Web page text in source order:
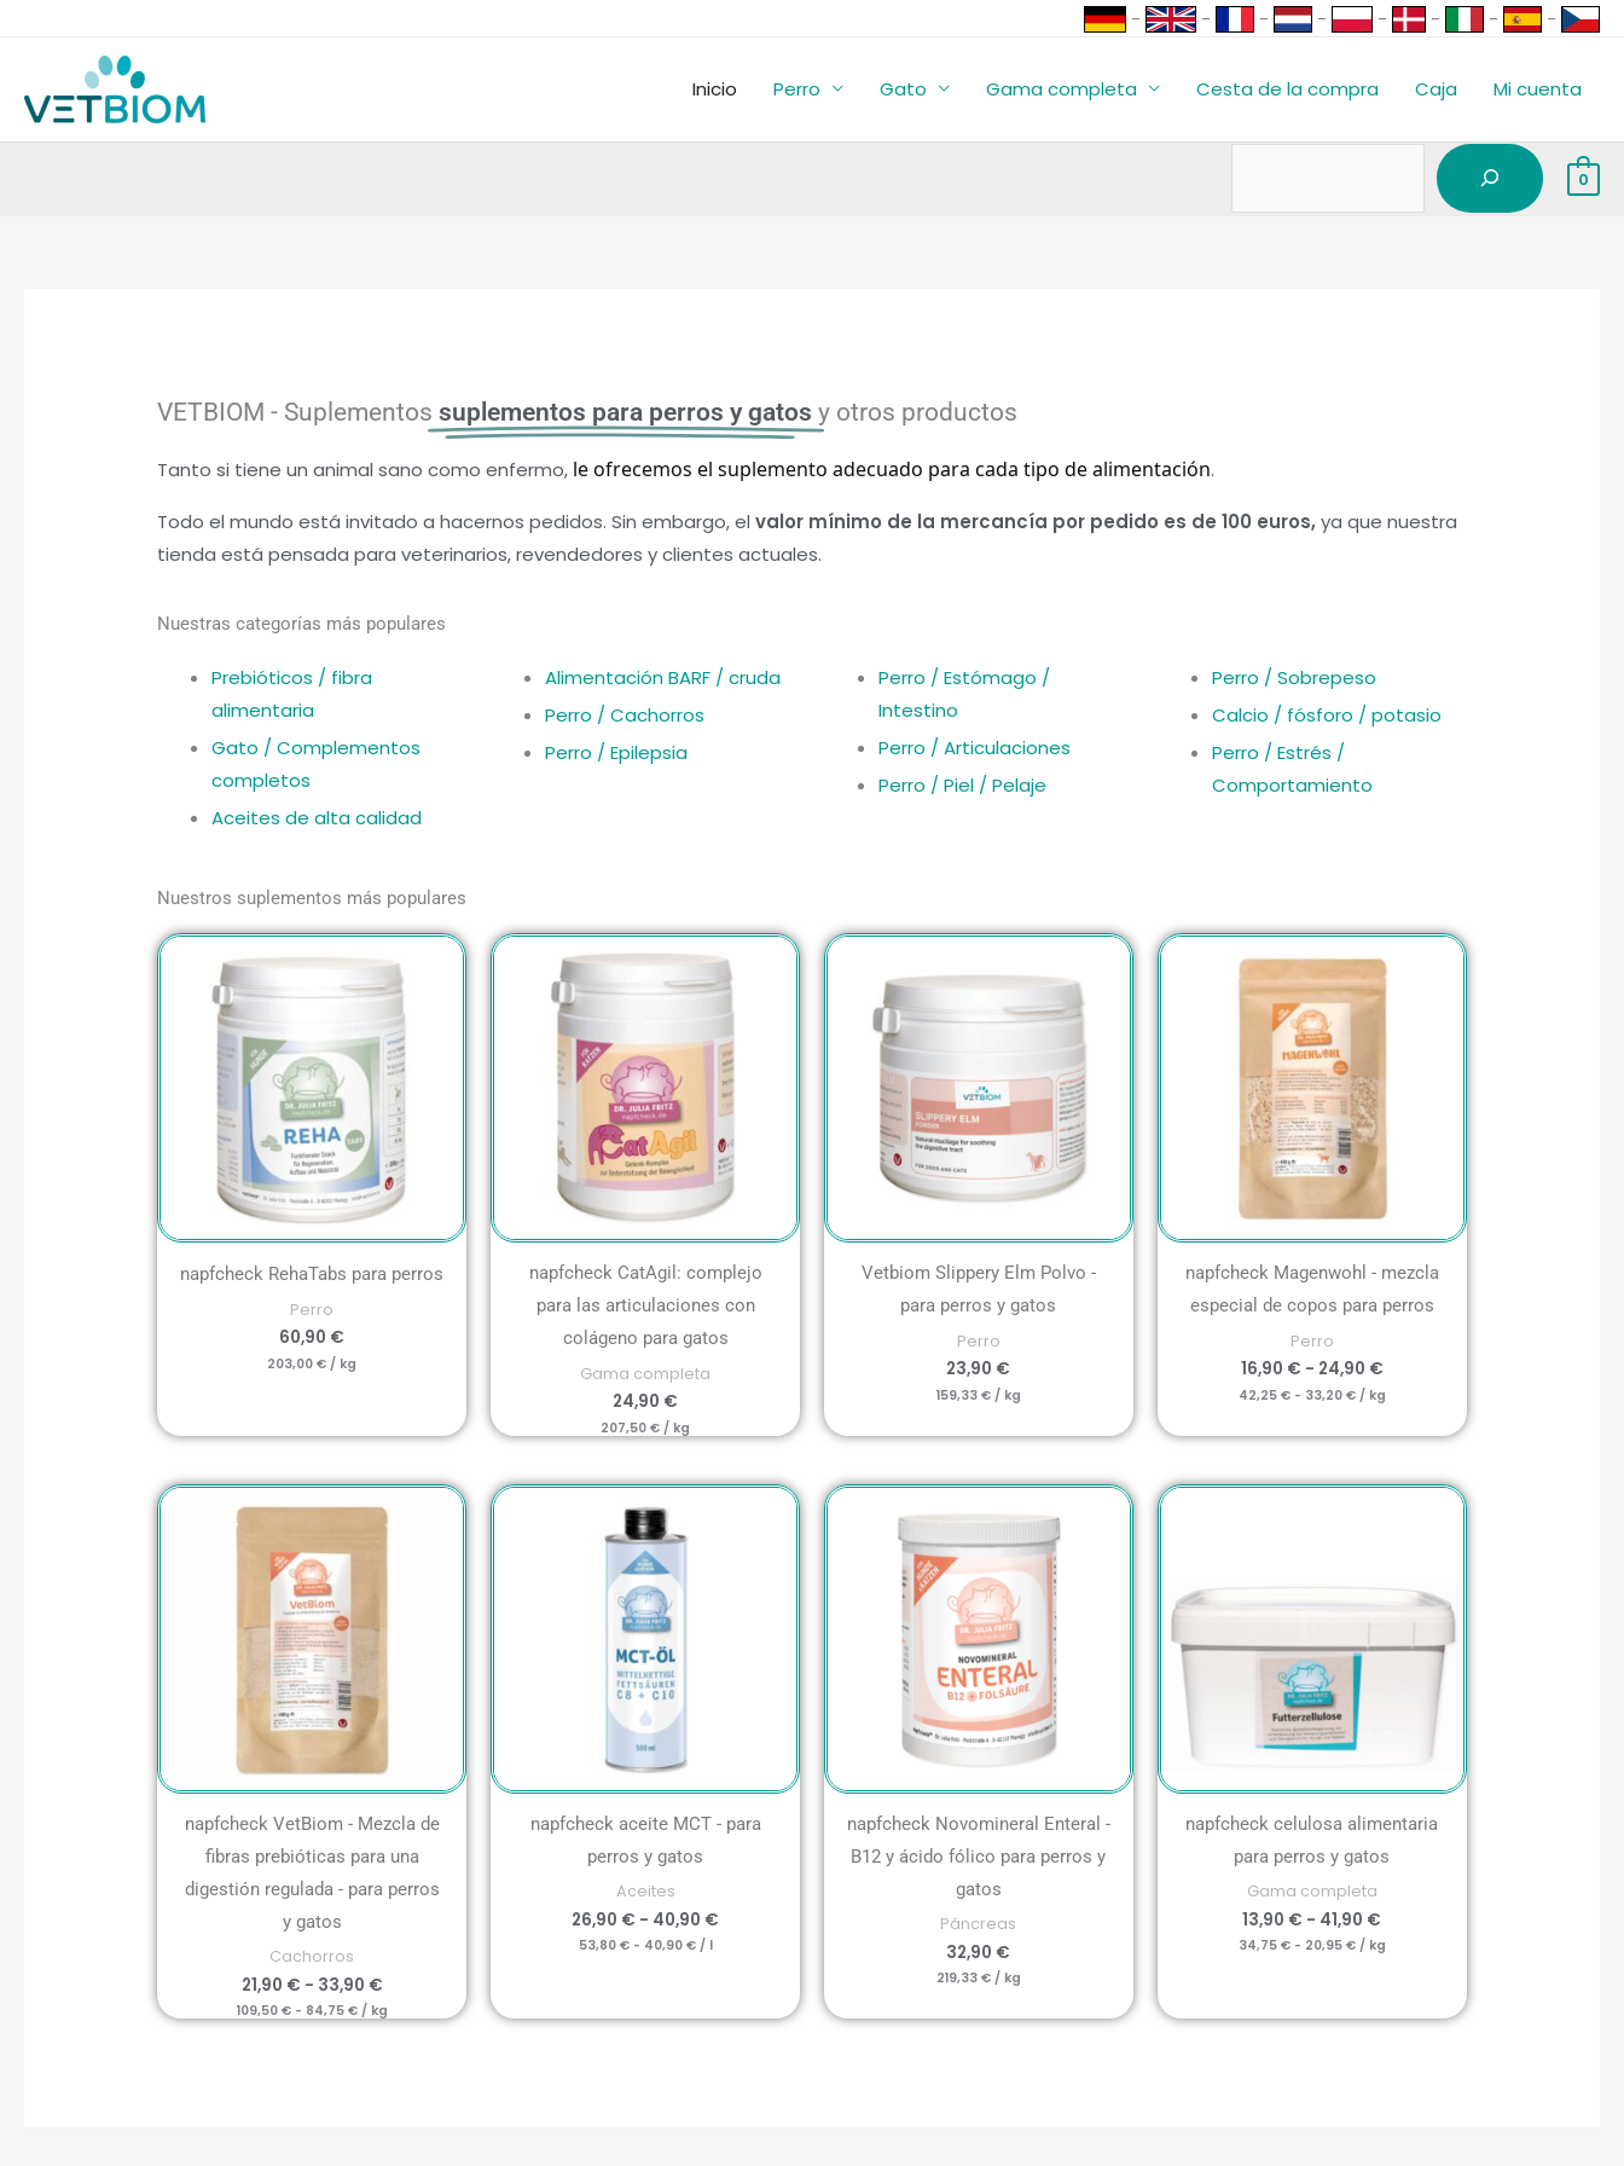
contenido
- - - - - - - -
Inicio Perro Gato Gama completa Cesta de la compra Caja Mi cuenta
Buscar
en
0
VETBIOM - Suplementos suplementos para perros y gatos y otros productos
Tanto si tiene un animal sano como enfermo, le ofrecemos el suplemento adecuado para cada tipo de alimentación.
Todo el mundo está invitado a hacernos pedidos. Sin embargo, el valor mínimo de la mercancía por pedido es de 100 euros,ya que nuestra
tienda está pensada para veterinarios, revendedores y clientes actuales.
Nuestras categorías más populares
Prebióticos / fibra
alimentaria
Gato / Complementos
completos
Aceites de alta calidad
Alimentación BARF / cruda
Perro / Cachorros
Perro / Epilepsia
Perro / Estómago /
Intestino
Perro / Articulaciones
Perro / Piel / Pelaje
Perro / Sobrepeso
Calcio / fósforo / potasio
Perro / Estrés /
Comportamiento
Nuestros suplementos más populares
napfcheck RehaTabs para perros
Perro
60,90 €
203,00€ / kg
napfcheck CatAgil: complejo
para las articulaciones con
colágeno para gatos
Gama completa
24,90 €
207,50 € / kg
Vetbiom Slippery Elm Polvo -
para perros y gatos
Perro
23,90 €
159,33 €/ kg
napfcheck Magenwohl - mezcla
especial de copos para perros
Perro
16,90 € - 24,90 €
42,25 €- 33,20 €/ kg
napfcheck VetBiom - Mezcla de
fibras prebióticas para una
digestión regulada - para perros
y gatos
Cachorros
21,90 € - 33,90 €
109,50 €- 84,75 €/ kg
napfcheck aceite MCT - para
perros y gatos
Aceites
26,90 € - 40,90 €
53,80 €- 40,90 €/ l
napfcheck Novomineral Enteral -
B12 y ácido fólico para perros y
gatos
Páncreas
32,90 €
219,33 €/ kg
napfcheck celulosa alimentaria
para perros y gatos
Gama completa
13,90 € - 41,90 €
34,75 €- 20,95 €/ kg